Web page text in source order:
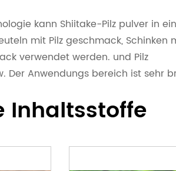
kann Shiitake-Pilz pulver in
mit Pilz geschmack, Schinken
verwendet werden. und Pilz
Der Anwendungs bereich ist sehr
Inhaltsstoffe